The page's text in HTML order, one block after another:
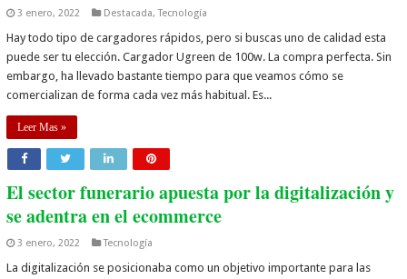
3 enero, 2022 Destacada,Tecnología
Hay todo tipo de cargadores rápidos, pero si buscas uno de calidad esta
puede ser tu elección. Cargador Ugreen de 100w. La compra perfecta. Sin
embargo, ha llevado bastante tiempo para que veamos cómo se
comercializan de forma cada vez más habitual. Es...
Leer Mas »
El sector funerario apuesta por la digitalización y
se adentra en el ecommerce
3 enero, 2022 Tecnología
La digitalización se posicionaba como un objetivo importante para las